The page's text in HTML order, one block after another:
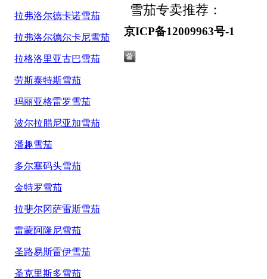
拉弗洛尔德卡诺雪茄
拉弗洛尔德尔卡尼雪茄
拉格洛里亚古巴雪茄
劳斯泰特斯雪茄
玛丽亚格雷罗雪茄
波尔拉腊尼亚加雪茄
潘趣雪茄
多尔塞码头雪茄
金特罗雪茄
拉斐尔冈萨雷斯雪茄
雷蒙阿隆尼雪茄
圣路易斯雷伊雪茄
圣克里斯多雪茄
雪茄专卖推荐：
京ICP备12009963号-1